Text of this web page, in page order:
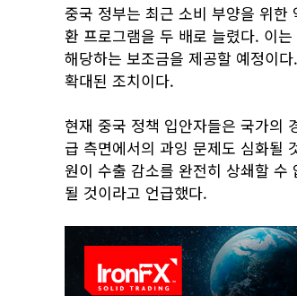
중국 정부는 최근 소비 부양을 위
환 프로그램을 두 배로 늘렸다. 이
해당하는 보조금을 제공할 예정이
확대된 조치이다.
현재 중국 정책 입안자들은 국가의
급 측면에서의 과잉 문제도 심화될
원이 수출 감소를 완전히 상쇄할
될 것이라고 언급했다.